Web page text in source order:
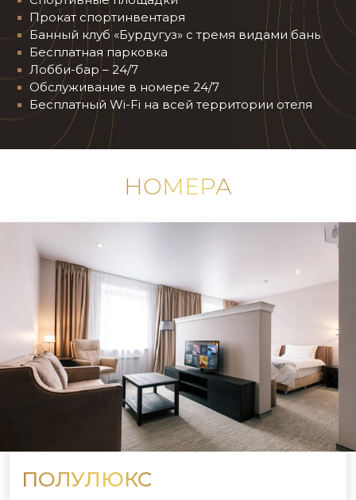
Прокат спортинвентаря
Банный клуб «Бурдугуз» с тремя видами бань
Бесплатная парковка
Лобби-бар – 24/7
Обслуживание в номере 24/7
Бесплатный Wi-Fi на всей территории отеля
НОМЕРА
ПОЛУЛЮКС